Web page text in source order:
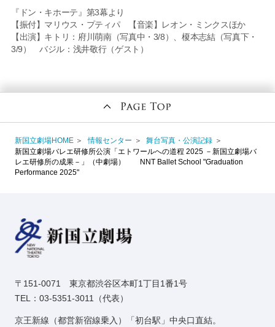
『ドン・キホーテ』第3幕より
【振付】マリウス・プティパ 【音楽】レオン・ミンクスほか
【出演】キトリ：府川萌南（写真中・3/8）、榎本志結（写真下・
3/9） バジル：浅井敬行（ゲスト）
新国立劇場HOME 情報センター
舞台写真・公演記録
新国立劇場バレエ研修所公演「エトワールへの道程 2025 －新国立劇場バ
レエ研修所の成果－」（中劇場） NNT Ballet School "Graduation
Performance 2025"
〒151-0071 東京都渋谷区本町1丁目1番1号
TEL：03-5351-3011（代表）
京王新線（都営新宿線乗入）「初台駅」中央口直結。